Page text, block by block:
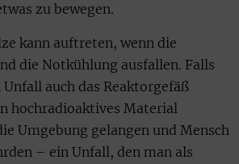
zu bewegen.
kann auftreten, wenn die
die Notkühlung ausfallen. Falls
auch das Reaktorgefäß
hochradioaktives Material
Umgebung gelangen und Mensch
– ein Unfall, den man als